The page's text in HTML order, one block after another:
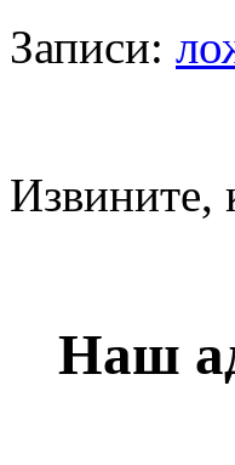
Записи:
Извините,
Наш